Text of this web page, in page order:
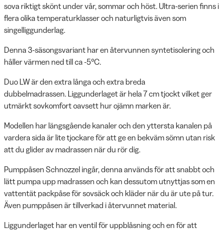
sova riktigt skönt under vår, sommar och höst. Ultra-serien finns i
flera olika temperaturklasser och naturligtvis även som
singelliggunderlag.
Denna 3-säsongsvariant har en återvunnen syntetisolering och
håller värmen ned till ca -5°C.
Duo LW är den extra långa och extra breda
dubbelmadrassen. Liggunderlaget är hela 7 cm tjockt vilket ger
utmärkt sovkomfort oavsett hur ojämn marken är.
Modellen har längsgående kanaler och den yttersta kanalen på
vardera sida är lite tjockare för att ge en bekväm sömn utan risk
att du glider av madrassen när du rör dig.
Pumppåsen Schnozzel ingår, denna används för att snabbt och
lätt pumpa upp madrassen och kan dessutom utnyttjas som en
vattentät packpåse för sovsäck och kläder när du är ute på tur.
Även pumppåsen är tillverkad i återvunnet material.
Liggunderlaget har en ventil för uppblåsning och en för att